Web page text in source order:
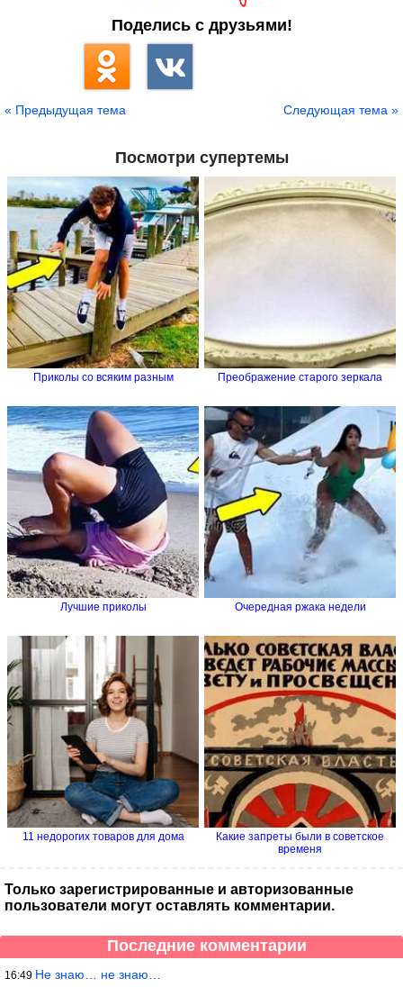
Поделись с друзьями!
« Предыдущая тема Следующая тема »
Посмотри супертемы
Приколы со всяким разным Преображение старого зеркала
Лучшие приколы Очередная ржака недели
11 недорогих товаров для дома
Какие запреты были в советское
временя
Только зарегистрированные и авторизованные
пользователи могут оставлять комментарии.
Последние комментарии
16:49 Не знаю… не знаю…